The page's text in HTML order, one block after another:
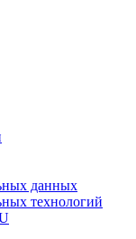
данных
технологий